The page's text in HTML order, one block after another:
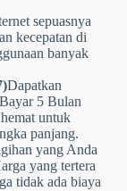
sepuasnya
kecepatan di
banyak
Dapatkan
5 Bulan
untuk
panjang.
yang Anda
yang tertera
tidak ada biaya